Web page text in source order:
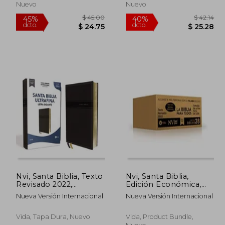
$ 63.39
Nuevo
45% $ 45.00
Nuevo
40%
Nvi, Santa Biblia, Texto
Revisado 2022,
Ultrafina, Letra
Gigante, Leathersoft,
Jesús en Rojo
Nueva Versión Internacional
Vida, Tapa Dura, Nuevo
Nvi, Santa Biblia,
Edición Económica,
Texto Revisado 2022,
Tapa Rústica, Paquete
Nueva Versión Internacional
Vida, Product Bundle,